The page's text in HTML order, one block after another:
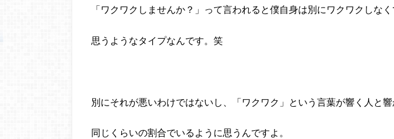
「ワクワクしませんか？」って言われると僕自身は別にワクワクしな
思うようなタイプなんです。笑
別にそれが悪いわけではないし、「ワクワク」という言葉が響く人と
同じくらいの割合でいるように思うんですよ。